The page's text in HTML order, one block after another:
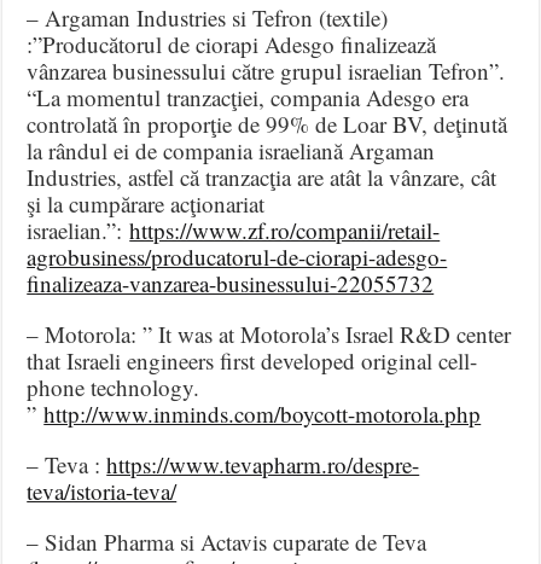
– Argaman Industries si Tefron (textile)
:”Producătorul de ciorapi Adesgo finalizează
vânzarea businessului către grupul israelian Tefron”.
“La mo­mentul tranzacţiei, compania Ades­go era
contro­lată în propor­ţie de 99% de Loar BV, deţi­nută
la rândul ei de compania is­raeliană Argaman
Industries, astfel că tranzacţia are atât la vânzare, cât
şi la cumpărare ac­ţio­nariat
israelian.”:https://www.zf.ro/companii/retail-
agrobusiness/producatorul-de-ciorapi-adesgo-
finalizeaza-vanzarea-businessului-22055732
– Motorola: ” It was at Motorola’s Israel R&D center
that Israeli engineers first developed original cell-
phone technology.
”http://www.inminds.com/boycott-motorola.php
– Teva :https://www.tevapharm.ro/despre-
teva/istoria-teva/
– Sidan Pharma si Actavis cuparate de Teva